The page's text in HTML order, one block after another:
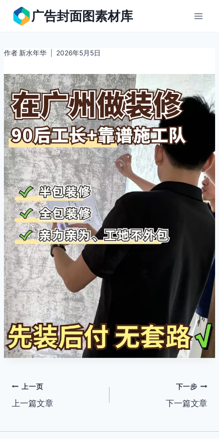
广告封面图素材库
作者 新水年华 2026年5月5日
文
章
导
上一页
上一篇文章
下一步
下一篇文章